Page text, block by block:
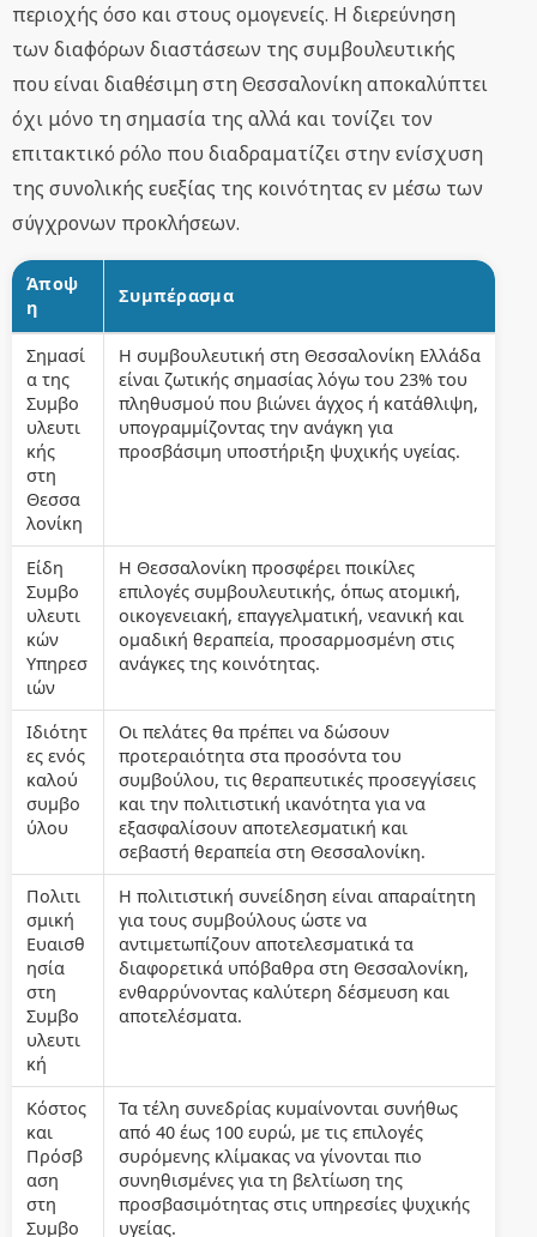
περιοχής όσο και στους ομογενείς. Η διερεύνηση
των διαφόρων διαστάσεων της συμβουλευτικής
που είναι διαθέσιμη στη Θεσσαλονίκη αποκαλύπτει
όχι μόνο τη σημασία της αλλά και τονίζει τον
επιτακτικό ρόλο που διαδραματίζει στην ενίσχυση
της συνολικής ευεξίας της κοινότητας εν μέσω των
σύγχρονων προκλήσεων.
Άποψ
η
Συμπέρασμα
Σημασί
α της
Συμβο
υλευτι
κής
στη
Θεσσα
λονίκη
Η συμβουλευτική στη Θεσσαλονίκη Ελλάδα
είναι ζωτικής σημασίας λόγω του 23% του
πληθυσμού που βιώνει άγχος ή κατάθλιψη,
υπογραμμίζοντας την ανάγκη για
προσβάσιμη υποστήριξη ψυχικής υγείας.
Είδη
Συμβο
υλευτι
κών
Υπηρεσ
ιών
Η Θεσσαλονίκη προσφέρει ποικίλες
επιλογές συμβουλευτικής, όπως ατομική,
οικογενειακή, επαγγελματική, νεανική και
ομαδική θεραπεία, προσαρμοσμένη στις
ανάγκες της κοινότητας.
Ιδιότητ
ες ενός
καλού
συμβο
ύλου
Οι πελάτες θα πρέπει να δώσουν
προτεραιότητα στα προσόντα του
συμβούλου, τις θεραπευτικές προσεγγίσεις
και την πολιτιστική ικανότητα για να
εξασφαλίσουν αποτελεσματική και
σεβαστή θεραπεία στη Θεσσαλονίκη.
Πολιτι
σμική
Ευαισθ
ησία
στη
Συμβο
υλευτι
κή
Η πολιτιστική συνείδηση είναι απαραίτητη
για τους συμβούλους ώστε να
αντιμετωπίζουν αποτελεσματικά τα
διαφορετικά υπόβαθρα στη Θεσσαλονίκη,
ενθαρρύνοντας καλύτερη δέσμευση και
αποτελέσματα.
Κόστος
και
Πρόσβ
αση
στη
Συμβο
Τα τέλη συνεδρίας κυμαίνονται συνήθως
από 40 έως 100 ευρώ, με τις επιλογές
συρόμενης κλίμακας να γίνονται πιο
συνηθισμένες για τη βελτίωση της
προσβασιμότητας στις υπηρεσίες ψυχικής
υγείας.